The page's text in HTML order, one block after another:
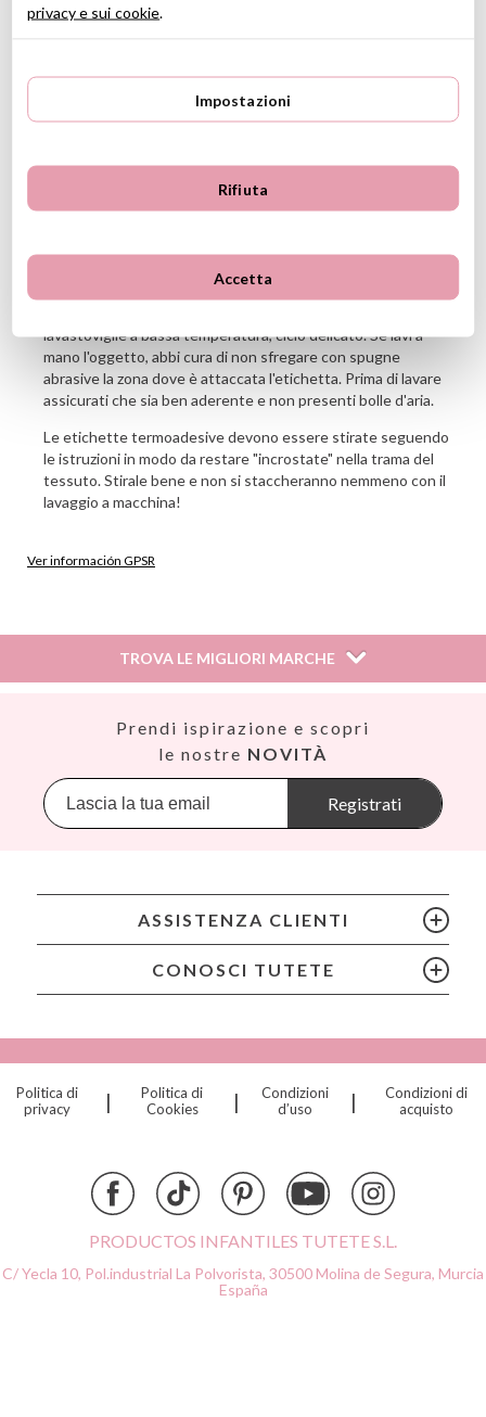
25 etichette termoadesive personalizzate.
1 portachiavi personalizzato da appendere (nome e disegno
sono realizzati su vinile adesivo lavabile).
Scrivi il nome che desideri nel box a destra.Lo stamperemo tale
e quale su tutte le etichette del pack.
lavastoviglie a bassa temperatura, ciclo delicato. Se lavi a
mano l'oggetto, abbi cura di non sfregare con spugne
abrasive la zona dove è attaccata l'etichetta. Prima di lavare
assicurati che sia ben aderente e non presenti bolle d'aria.
Le etichette termoadesive devono essere stirate seguendo
le istruzioni in modo da restare "incrostate" nella trama del
tessuto. Stirale bene e non si staccheranno nemmeno con il
lavaggio a macchina!
Ver información GPSR
sobre Seguridad General de Productos (GPSR).
30500, Molina de Segura, Murcia
dpd@tutete.com
TROVA LE MIGLIORI MARCHE
Banwood
BIBS
Cristina de Jos'h
Djeco
Prendi ispirazione e scopri
le nostre NOVITÀ
Registrati
ASSISTENZA CLIENTI
CONOSCI TUTETE
Politica di
privacy
|
Politica di
Cookies
|
Condizioni
d’uso
|
Condizioni di
acquisto
PRODUCTOS INFANTILES TUTETE S.L.
C/ Yecla 10, Pol.industrial La Polvorista, 30500 Molina de Segura, Murcia
España
privacy e sui cookie.
Impostazioni
Rifiuta
Accetta